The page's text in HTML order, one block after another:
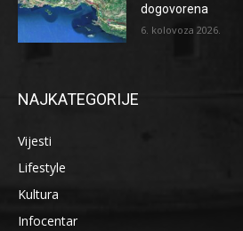
dogovorena
6. kolovoza 2026.
NAJKATEGORIJE
Vijesti
Lifestyle
Kultura
Infocentar